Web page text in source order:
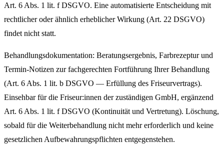
Art. 6 Abs. 1 lit. f DSGVO. Eine automatisierte Entscheidung mit
rechtlicher oder ähnlich erheblicher Wirkung (Art. 22 DSGVO)
findet nicht statt.
Behandlungsdokumentation: Beratungsergebnis, Farbrezeptur und
Termin-Notizen zur fachgerechten Fortführung Ihrer Behandlung
(Art. 6 Abs. 1 lit. b DSGVO — Erfüllung des Friseurvertrags).
Einsehbar für die Friseur:innen der zuständigen GmbH, ergänzend
Art. 6 Abs. 1 lit. f DSGVO (Kontinuität und Vertretung). Löschung,
sobald für die Weiterbehandlung nicht mehr erforderlich und keine
gesetzlichen Aufbewahrungspflichten entgegenstehen.